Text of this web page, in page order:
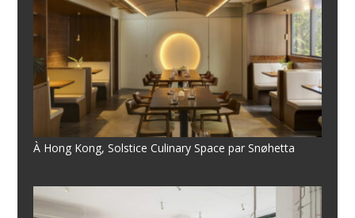
À Hong Kong, Solstice Culinary Space par Snøhetta